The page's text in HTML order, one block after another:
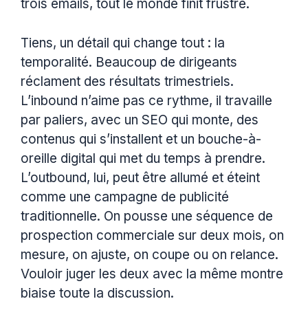
trois emails, tout le monde finit frustré.
Tiens, un détail qui change tout : la
temporalité. Beaucoup de dirigeants
réclament des résultats trimestriels.
L’inbound n’aime pas ce rythme, il travaille
par paliers, avec un SEO qui monte, des
contenus qui s’installent et un bouche-à-
oreille digital qui met du temps à prendre.
L’outbound, lui, peut être allumé et éteint
comme une campagne de publicité
traditionnelle. On pousse une séquence de
prospection commerciale sur deux mois, on
mesure, on ajuste, on coupe ou on relance.
Vouloir juger les deux avec la même montre
biaise toute la discussion.